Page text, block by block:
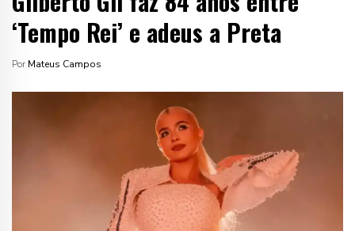
‘Tempo Rei’ e adeus a Preta
Por Mateus Campos